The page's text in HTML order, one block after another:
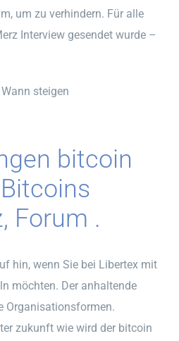
um zu verhindern. Für alle
Interview gesendet wurde –
steigen
bitcoin
Forum .
hin, wenn Sie bei Libertex mit
möchten. Der anhaltende
Organisationsformen.
zukunft wie wird der bitcoin